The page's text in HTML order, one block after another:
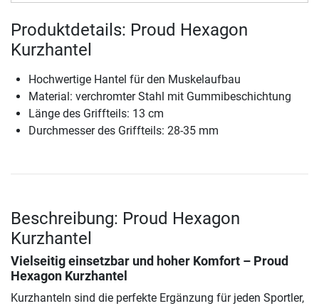
Produktdetails: Proud Hexagon
Kurzhantel
Hochwertige Hantel für den Muskelaufbau
Material: verchromter Stahl mit Gummibeschichtung
Länge des Griffteils: 13 cm
Durchmesser des Griffteils: 28-35 mm
Beschreibung: Proud Hexagon
Kurzhantel
Vielseitig einsetzbar und hoher Komfort – Proud
Hexagon Kurzhantel
Kurzhanteln sind die perfekte Ergänzung für jeden Sportler,